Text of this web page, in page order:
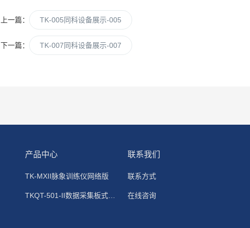
上一篇： TK-005同科设备展示-005
下一篇： TK-007同科设备展示-007
产品中心
TK-MXII脉象训练仪网络版
TKQT-501-II数据采集板式静电除尘器
联系我们
联系方式
在线咨询